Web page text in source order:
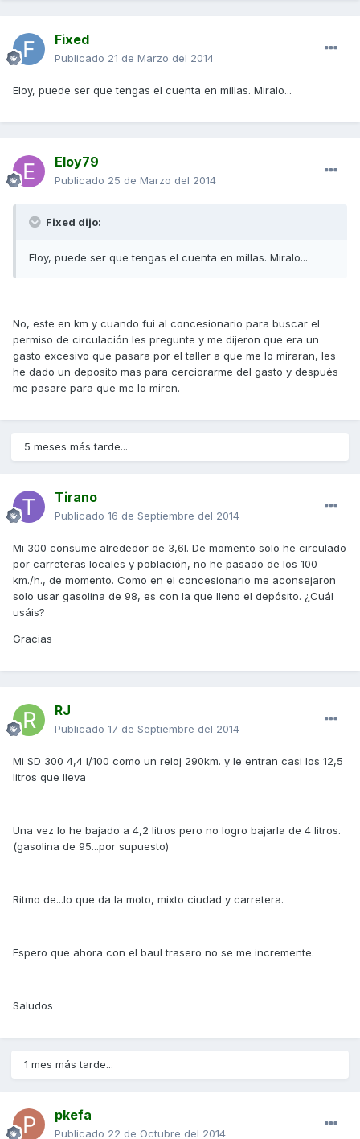
Fixed
Publicado 21 de Marzo del 2014
Eloy, puede ser que tengas el cuenta en millas. Miralo...
Eloy79
Publicado 25 de Marzo del 2014
Fixed dijo:
Eloy, puede ser que tengas el cuenta en millas. Miralo...
No, este en km y cuando fui al concesionario para buscar el
permiso de circulación les pregunte y me dijeron que era un
gasto excesivo que pasara por el taller a que me lo miraran, les
he dado un deposito mas para cerciorarme del gasto y después
me pasare para que me lo miren.
5 meses más tarde...
Tirano
Publicado 16 de Septiembre del 2014
Mi 300 consume alrededor de 3,6l. De momento solo he circulado
por carreteras locales y población, no he pasado de los 100
km./h., de momento. Como en el concesionario me aconsejaron
solo usar gasolina de 98, es con la que lleno el depósito. ¿Cuál
usáis?
Gracias
RJ
Publicado 17 de Septiembre del 2014
Mi SD 300 4,4 l/100 como un reloj 290km. y le entran casi los 12,5
litros que lleva
Una vez lo he bajado a 4,2 litros pero no logro bajarla de 4 litros.
(gasolina de 95...por supuesto)
Ritmo de...lo que da la moto, mixto ciudad y carretera.
Espero que ahora con el baul trasero no se me incremente.
Saludos
1 mes más tarde...
pkefa
Publicado 22 de Octubre del 2014